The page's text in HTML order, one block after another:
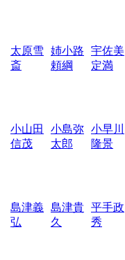
太原雪
斎
姉小路
頼綱
宇佐美
定満
小山田
信茂
小島弥
太郎
小早川
隆景
島津義
弘
島津貴
久
平手政
秀